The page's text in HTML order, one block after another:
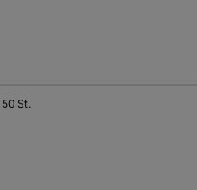
50 St.